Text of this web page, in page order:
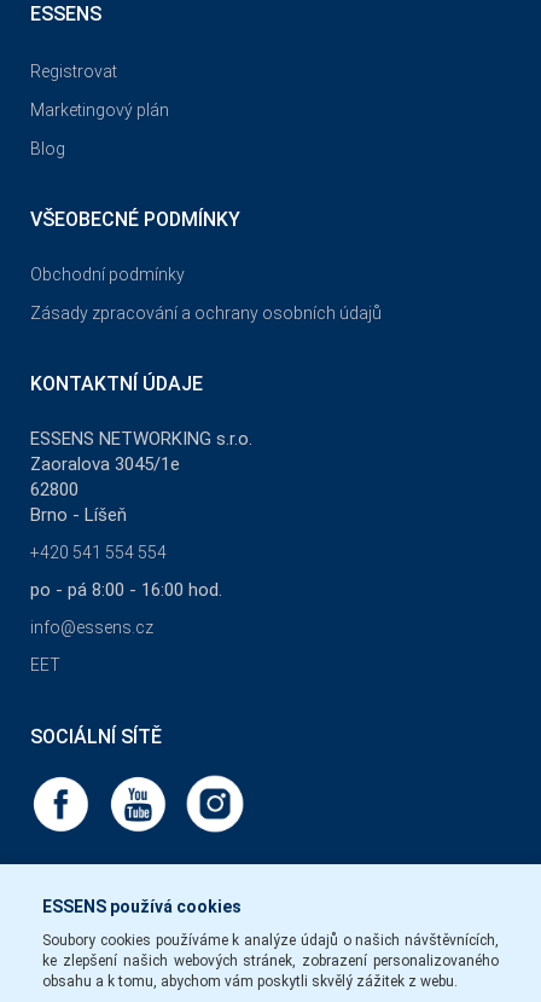
ESSENS používá cookies
Soubory cookies používáme k analýze údajů o našich návštěvnících,
ke zlepšení našich webových stránek, zobrazení personalizovaného
obsahu a k tomu, abychom vám poskytli skvělý zážitek z webu.
ESSENS
Registrovat
Marketingový plán
Blog
VŠEOBECNÉ PODMÍNKY
Obchodní podmínky
Zásady zpracování a ochrany osobních údajů
KONTAKTNÍ ÚDAJE
ESSENS NETWORKING s.r.o.
Zaoralova 3045/1e
62800
Brno - Líšeň
+420 541 554 554
po - pá 8:00 - 16:00 hod.
info@essens.cz
EET
SOCIÁLNÍ SÍTĚ